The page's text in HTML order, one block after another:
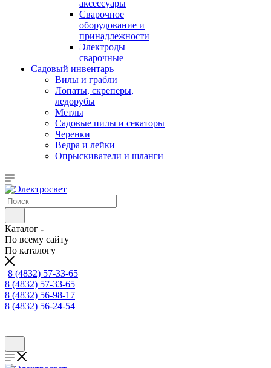
аксессуары
Сварочное
оборудование и
принадлежности
Электроды
сварочные
Садовый инвентарь
Вилы и грабли
Лопаты, скреперы,
ледорубы
Метлы
Садовые пилы и секаторы
Черенки
Ведра и лейки
Опрыскиватели и шланги
Каталог
По всему сайту
По каталогу
8 (4832) 57-33-65
8 (4832) 57-33-65
8 (4832) 56-98-17
8 (4832) 56-24-54